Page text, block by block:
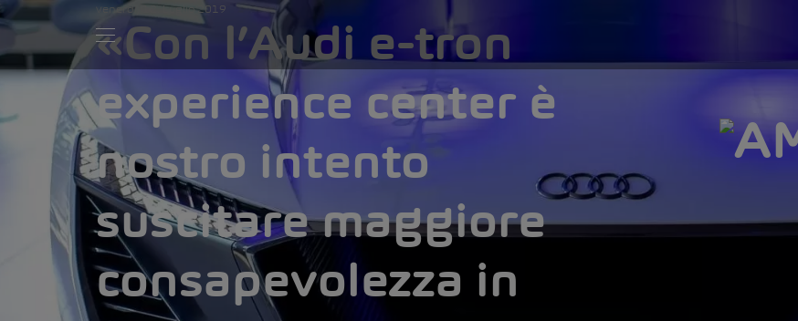
venerdì, 12. Luglio 2019
«Con l’Audi e-tron
experience center è
nostro intento
suscitare maggiore
consapevolezza in